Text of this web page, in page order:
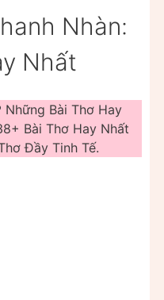
Nhàn:
Nhất
Bài Thơ Hay
Bài Thơ Hay Nhất
Đầy Tinh Tế.